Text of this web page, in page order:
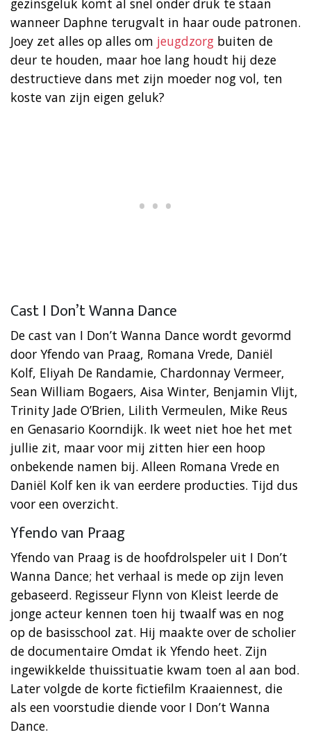
wanneer Daphne terugvalt in haar oude patronen.
Joey zet alles op alles om jeugdzorg buiten de
deur te houden, maar hoe lang houdt hij deze
destructieve dans met zijn moeder nog vol, ten
koste van zijn eigen geluk?
Cast I Don’t Wanna Dance
De cast van I Don’t Wanna Dance wordt gevormd
door Yfendo van Praag, Romana Vrede, Daniël
Kolf, Eliyah De Randamie, Chardonnay Vermeer,
Sean William Bogaers, Aisa Winter, Benjamin Vlijt,
Trinity Jade O’Brien, Lilith Vermeulen, Mike Reus
en Genasario Koorndijk. Ik weet niet hoe het met
jullie zit, maar voor mij zitten hier een hoop
onbekende namen bij. Alleen Romana Vrede en
Daniël Kolf ken ik van eerdere producties. Tijd dus
voor een overzicht.
Yfendo van Praag
Yfendo van Praag is de hoofdrolspeler uit I Don’t
Wanna Dance; het verhaal is mede op zijn leven
gebaseerd. Regisseur Flynn von Kleist leerde de
jonge acteur kennen toen hij twaalf was en nog
op de basisschool zat. Hij maakte over de scholier
de documentaire Omdat ik Yfendo heet. Zijn
ingewikkelde thuissituatie kwam toen al aan bod.
Later volgde de korte fictiefilm Kraaiennest, die
als een voorstudie diende voor I Don’t Wanna
Dance.